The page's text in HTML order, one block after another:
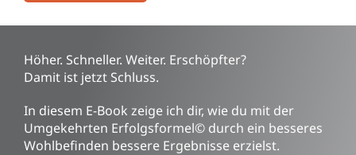
Höher. Schneller. Weiter. Erschöpfter?
Damit ist jetzt Schluss.
In diesem E-Book zeige ich dir, wie du mit der
Umgekehrten Erfolgsformel© durch ein besseres
Wohlbefinden bessere Ergebnisse erzielst.